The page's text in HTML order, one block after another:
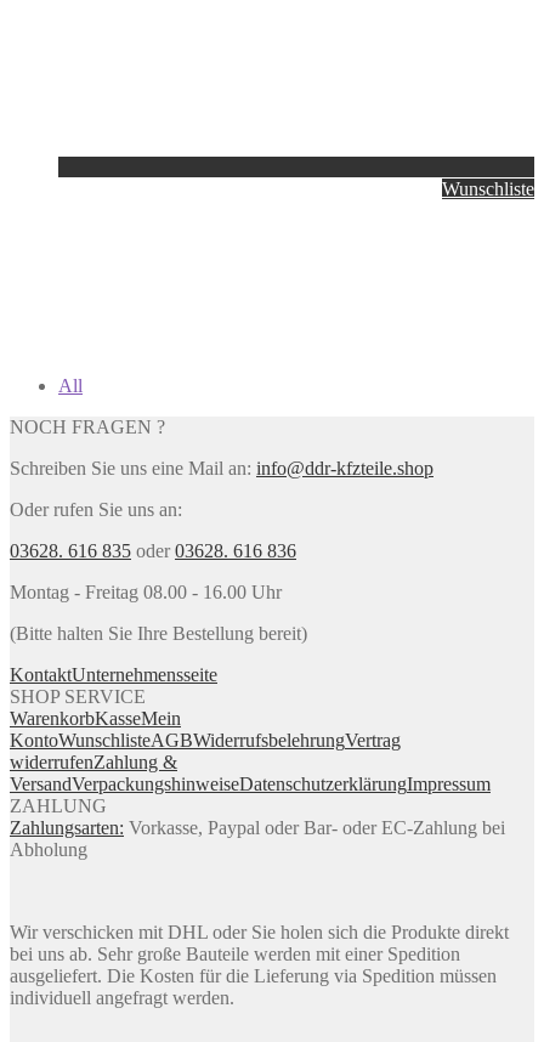
Wunschliste
All
NOCH FRAGEN ?
Schreiben Sie uns eine Mail an: info@ddr-kfzteile.shop
Oder rufen Sie uns an:
03628. 616 835 oder03628. 616 836
Montag - Freitag 08.00 - 16.00 Uhr
(Bitte halten Sie Ihre Bestellung bereit)
KontaktUnternehmensseite
SHOP SERVICE
WarenkorbKasseMein
KontoWunschlisteAGBWiderrufsbelehrungVertrag
widerrufenZahlung &
VersandVerpackungshinweiseDatenschutzerklärungImpressum
ZAHLUNG
Zahlungsarten: Vorkasse, Paypal oder Bar- oder EC-Zahlung bei
Abholung
Wir verschicken mit DHL oder Sie holen sich die Produkte direkt
bei uns ab. Sehr große Bauteile werden mit einer Spedition
ausgeliefert. Die Kosten für die Lieferung via Spedition müssen
individuell angefragt werden.